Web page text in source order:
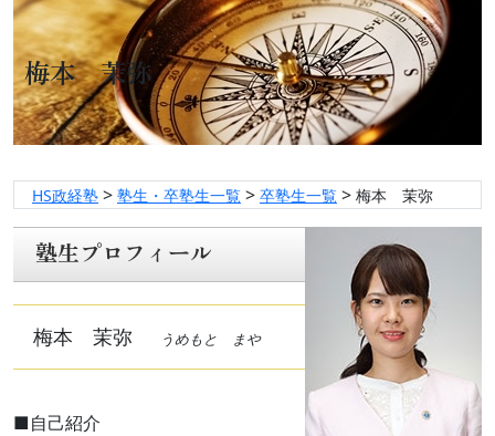
梅本 茉弥
HS政経塾 > 塾生・卒塾生一覧 > 卒塾生一覧 > 梅本 茉弥
塾生プロフィール
梅本 茉弥 うめもと まや
■自己紹介